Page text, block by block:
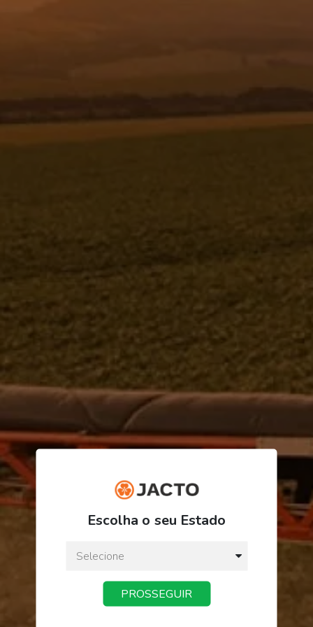
MANG HIDR SAE J517 100R2AT -8
R$ 334,43
ou3xde R$ 111,47
Preço a vista:
Escolha o seu Estado
PROSSEGUIR